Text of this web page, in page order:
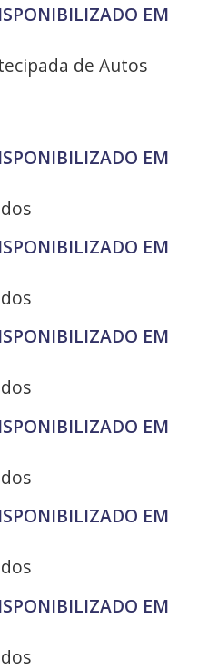
EM
de Autos
EM
EM
EM
EM
EM
EM